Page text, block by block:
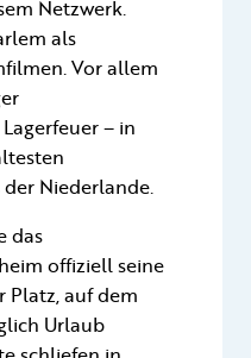
Netzwerk.
als
Vor allem
– in
Niederlande.
das
offiziell seine
Platz, auf dem
Urlaub